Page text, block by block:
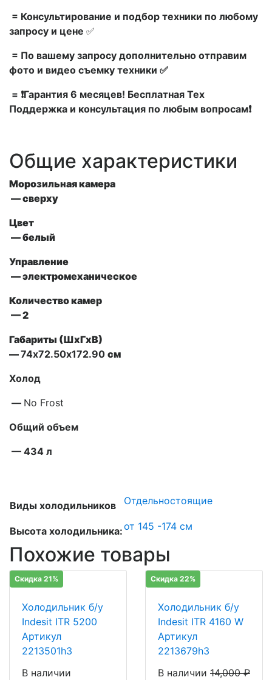
= Консультирование и подбор техники по любому
запросу и цене ✅
= По вашему запросу дополнительно отправим
фото и видео съемку техники ✅
= ❗Гарантия 6 месяцев! Бесплатная Тех
Поддержка и консультация по любым вопросам❗
Общие характеристики
Морозильная камера
— сверху
Цвет
— белый
Управление
— электромеханическое
Количество камер
— 2
Габариты (ШxГxВ)
—74х72.50х172.90 см
Холод
— No Frost
Общий объем
— 434 л
Виды холодильников Отдельностоящие
Высота холодильника:от 145 -174 см
Похожие товары
Скидка 21%
Холодильник б/у
Indesit ITR 5200
Артикул
2213501h3
В наличии
Скидка 22%
Холодильник б/у
Indesit ITR 4160 W
Артикул
2213679h3
В наличии 14,000₽